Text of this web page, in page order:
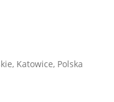
Katowice, Polska